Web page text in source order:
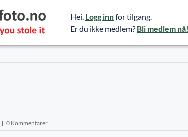
Hei, Logg innfor tilgang.
Er du ikke medlem? Bli medlem nå!
| 0 Kommentarer